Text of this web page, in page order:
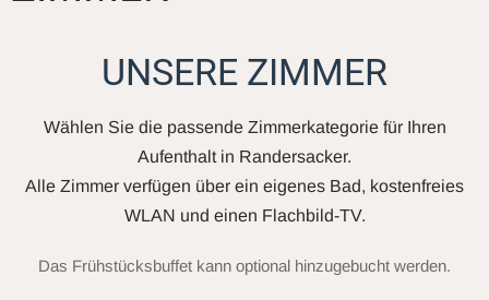
UNSERE ZIMMER
Wählen Sie die passende Zimmerkategorie für Ihren
Aufenthalt in Randersacker.
Alle Zimmer verfügen über ein eigenes Bad, kostenfreies
WLAN und einen Flachbild-TV.
Das Frühstücksbuffet kann optional hinzugebucht werden.